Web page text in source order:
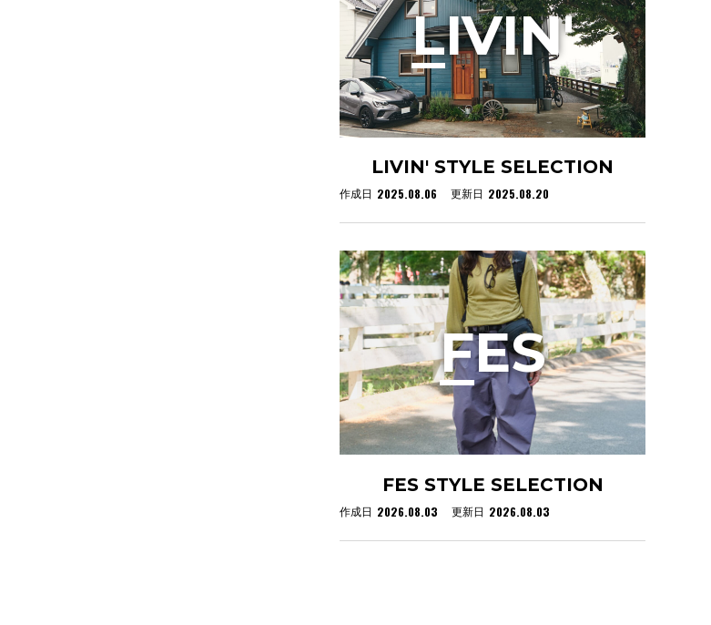
LIVIN' STYLE SELECTION
作成日 2025.08.06 更新日 2025.08.20
LIVIN'
FES STYLE SELECTION
作成日 2026.08.03 更新日 2026.08.03
FES